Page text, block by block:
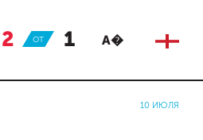
2 : 1 А�
ОТ
10 ИЮЛЯ